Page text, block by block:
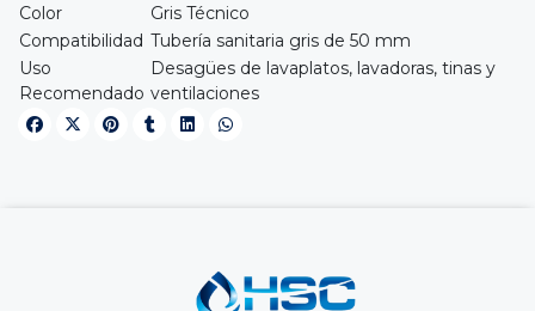
Color
Gris Técnico
Compatibilidad Tubería sanitaria gris de 50 mm
Uso
Recomendado
Desagües de lavaplatos, lavadoras, tinas y
ventilaciones